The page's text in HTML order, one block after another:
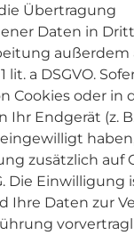
Übertragung
Daten in
außerdem
lit. a DSGVO.
Cookies oder in
Ihr Endgerät (z.
zusätzlich auf
Die Einwilligung
Ihre Daten zur